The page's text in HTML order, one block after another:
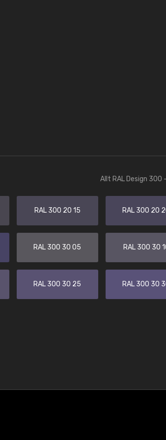
Allt RAL Design 300
RAL 300 20 15 RAL 300 20
RAL 300 30 05 RAL 300 30
RAL 300 30 25 RAL 300 30